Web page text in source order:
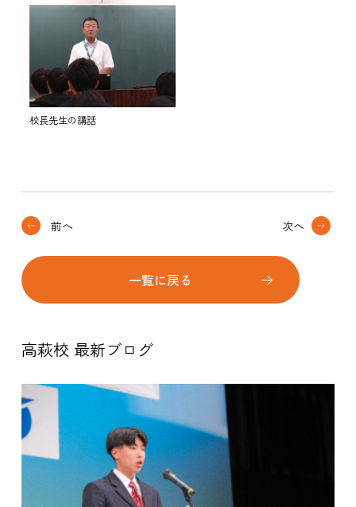
校長先生の講話
前へ
一覧に戻る
次へ
高萩校 最新ブログ